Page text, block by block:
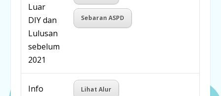
Luar
DIY dan
Lulusan
sebelum
2021
Sebaran ASPD
Info
Lihat Alur